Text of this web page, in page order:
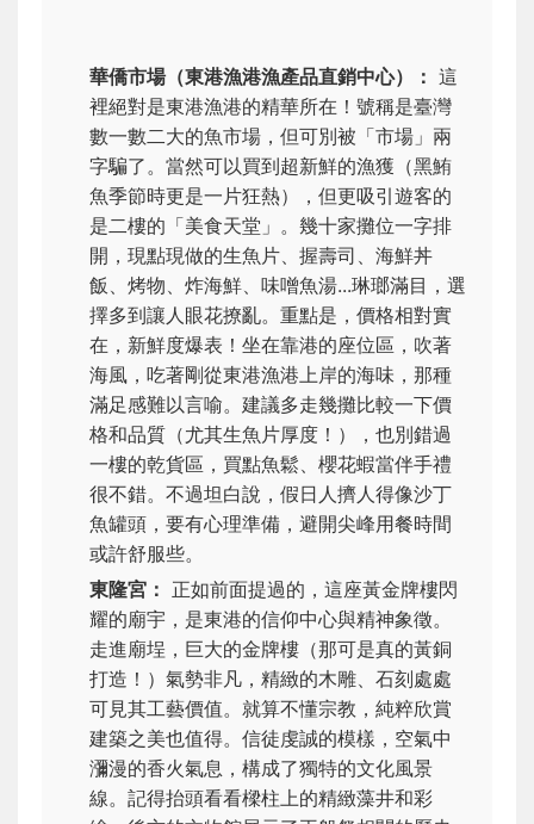
華僑市場（東港漁港漁產品直銷中心）： 這
裡絕對是東港漁港的精華所在！號稱是臺灣
數一數二大的魚市場，但可別被「市場」兩
字騙了。當然可以買到超新鮮的漁獲（黑鮪
魚季節時更是一片狂熱），但更吸引遊客的
是二樓的「美食天堂」。幾十家攤位一字排
開，現點現做的生魚片、握壽司、海鮮丼
飯、烤物、炸海鮮、味噌魚湯...琳瑯滿目，選
擇多到讓人眼花撩亂。重點是，價格相對實
在，新鮮度爆表！坐在靠港的座位區，吹著
海風，吃著剛從東港漁港上岸的海味，那種
滿足感難以言喻。建議多走幾攤比較一下價
格和品質（尤其生魚片厚度！），也別錯過
一樓的乾貨區，買點魚鬆、櫻花蝦當伴手禮
很不錯。不過坦白說，假日人擠人得像沙丁
魚罐頭，要有心理準備，避開尖峰用餐時間
或許舒服些。
東隆宮： 正如前面提過的，這座黃金牌樓閃
耀的廟宇，是東港的信仰中心與精神象徵。
走進廟埕，巨大的金牌樓（那可是真的黃銅
打造！）氣勢非凡，精緻的木雕、石刻處處
可見其工藝價值。就算不懂宗教，純粹欣賞
建築之美也值得。信徒虔誠的模樣，空氣中
瀰漫的香火氣息，構成了獨特的文化風景
線。記得抬頭看看樑柱上的精緻藻井和彩